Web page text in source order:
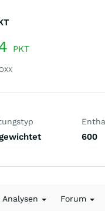
PKT
600
Analysen Forum